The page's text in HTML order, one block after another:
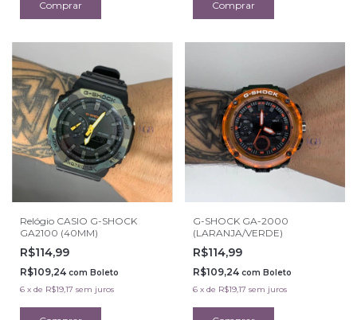
Relógio CASIO G-SHOCK
GA2100 (40MM)
R$114,99
R$109,24 com Boleto
6 x de R$19,17 sem juros
G-SHOCK GA-2000
(LARANJA/VERDE)
R$114,99
R$109,24 com Boleto
6 x de R$19,17 sem juros